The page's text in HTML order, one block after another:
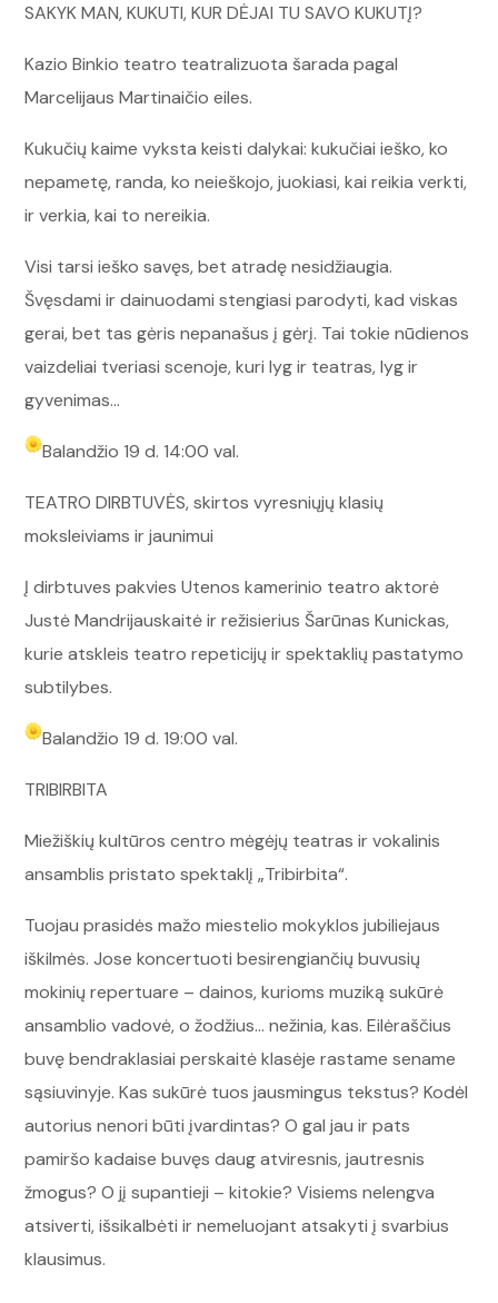
SAKYK MAN, KUKUTI, KUR DĖJAI TU SAVO KUKUTĮ?
Kazio Binkio teatro teatralizuota šarada pagal
Marcelijaus Martinaičio eiles.
Kukučių kaime vyksta keisti dalykai: kukučiai ieško, ko
nepametę, randa, ko neieškojo, juokiasi, kai reikia verkti,
ir verkia, kai to nereikia.
Visi tarsi ieško savęs, bet atradę nesidžiaugia.
Švęsdami ir dainuodami stengiasi parodyti, kad viskas
gerai, bet tas gėris nepanašus į gėrį. Tai tokie nūdienos
vaizdeliai tveriasi scenoje, kuri lyg ir teatras, lyg ir
gyvenimas…
Balandžio 19 d. 14:00 val.
TEATRO DIRBTUVĖS, skirtos vyresniųjų klasių
moksleiviams ir jaunimui
Į dirbtuves pakvies Utenos kamerinio teatro aktorė
Justė Mandrijauskaitė ir režisierius Šarūnas Kunickas,
kurie atskleis teatro repeticijų ir spektaklių pastatymo
subtilybes.
Balandžio 19 d. 19:00 val.
TRIBIRBITA
Miežiškių kultūros centro mėgėjų teatras ir vokalinis
ansamblis pristato spektaklį „Tribirbita“.
Tuojau prasidės mažo miestelio mokyklos jubiliejaus
iškilmės. Jose koncertuoti besirengiančių buvusių
mokinių repertuare – dainos, kurioms muziką sukūrė
ansamblio vadovė, o žodžius… nežinia, kas. Eilėraščius
buvę bendraklasiai perskaitė klasėje rastame sename
sąsiuvinyje. Kas sukūrė tuos jausmingus tekstus? Kodėl
autorius nenori būti įvardintas? O gal jau ir pats
pamiršo kadaise buvęs daug atviresnis, jautresnis
žmogus? O jį supantieji – kitokie? Visiems nelengva
atsiverti, išsikalbėti ir nemeluojant atsakyti į svarbius
klausimus.